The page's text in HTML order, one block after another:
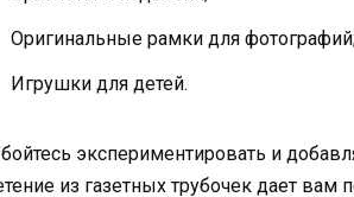
Оригинальные рамки для
Игрушки для детей.
экспериментировать и
из газетных трубочек дает